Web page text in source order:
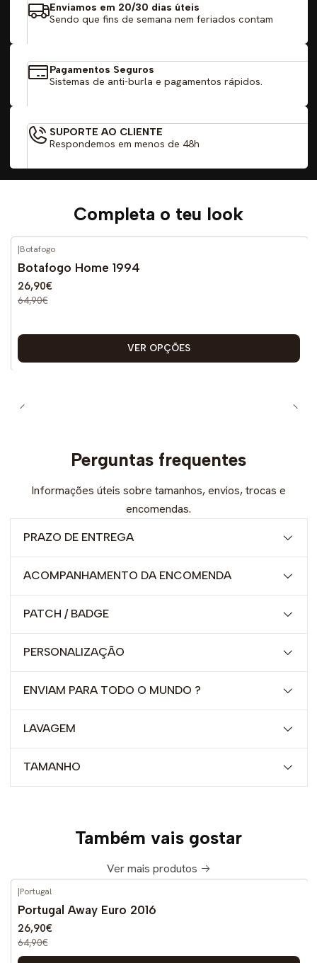
Enviamos em 20/30 dias úteis
Sendo que fins de semana nem feriados contam
Pagamentos Seguros
Sistemas de anti-burla e pagamentos rápidos.
SUPORTE AO CLIENTE
Respondemos em menos de 48h
Completa o teu look
-59%
|Botafogo
Botafogo Home 1994
26,90€
64,90€
VER OPÇÕES
Perguntas frequentes
Informações úteis sobre tamanhos, envios, trocas e
encomendas.
PRAZO DE ENTREGA
ACOMPANHAMENTO DA ENCOMENDA
PATCH / BADGE
PERSONALIZAÇÃO
ENVIAM PARA TODO O MUNDO ?
LAVAGEM
TAMANHO
Também vais gostar
Ver mais produtos
DESCONTO
|Portugal
Portugal Away Euro 2016
26,90€
64,90€